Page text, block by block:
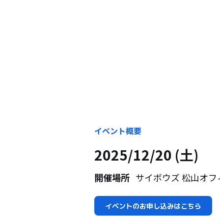
イベント概要
2025/12/20 (土)
開催場所 サイボウズ 松山オフ
イベントのお申し込みはこちら